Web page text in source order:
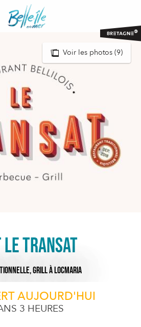
Voir les photos (9)
Transat
GRILLÀ LOCMARIA
AUJOURD'HUI
3 HEURES